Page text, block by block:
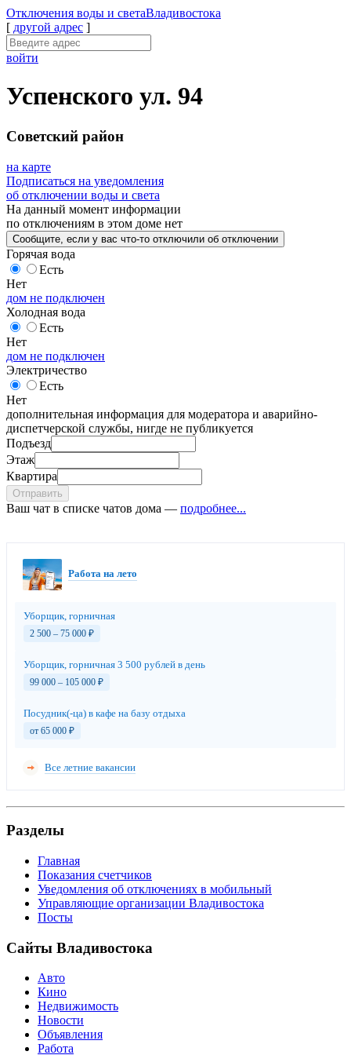
Отключения воды и светаВладивостока
[ другой адрес ]
войти
Успенского ул. 94
Советский район
на карте
Подписаться на уведомления
об отключении воды и света
На данный момент информации
по отключениям в этом доме нет
Сообщите , если у вас что-то отключили об отключении
Горячая вода
Есть
Нет
дом не подключен
Холодная вода
Есть
Нет
дом не подключен
Электричество
Есть
Нет
дополнительная информация для модератора и аварийно-
диспетчерской службы, нигде не публикуется
Подъезд
Этаж
Квартира
Отправить
Ваш чат в списке чатов дома — подробнее...
Работа на лето
Уборщик, горничная
2 500 – 75 000 ₽
Уборщик, горничная 3 500 рублей в день
99 000 – 105 000 ₽
Посудник(-ца) в кафе на базу отдыха
от 65 000 ₽
Все летние вакансии
Разделы
Главная
Показания счетчиков
Уведомления об отключениях в мобильный
Управляющие организации Владивостока
Посты
Сайты Владивостока
Авто
Кино
Недвижимость
Новости
Объявления
Работа